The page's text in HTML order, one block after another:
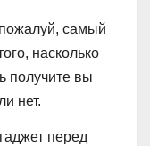
самый
насколько
получите вы
нет.
перед